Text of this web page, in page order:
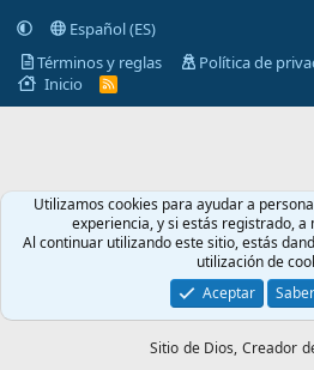
Español (ES)
Términos y reglas
Política de
Inicio
R
S
Utilizamos cookies para ayudar a
experiencia, y si estás registrado,
Al continuar utilizando este sitio, estás
utilización de
Aceptar
Sitio de Dios, Creador